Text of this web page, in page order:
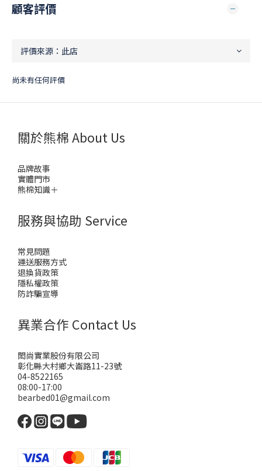
顧客評價
尚未有任何評價
關於熊棉 About Us
品牌故事
實體門市
熊棉知識＋
服務與協助 Service
常見問題
運送服務方式
退換貨政策
隱私權政策
防詐騙宣導
異業合作 Contact Us
閎尚實業股份有限公司
彰化縣大村鄉大崙路11-23號
04-8522165
08:00-17:00
bearbed01@gmail.com